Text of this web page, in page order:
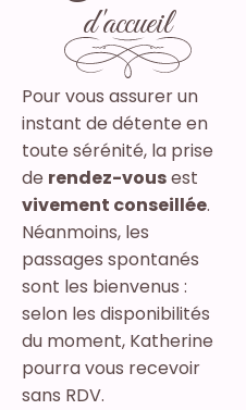
d'accueil
Pour vous assurer un
instant de détente en
toute sérénité, la prise
de rendez-vousest
vivement conseillée.
Néanmoins, les
passages spontanés
sont les bienvenus :
selon les disponibilités
du moment, Katherine
pourra vous recevoir
sans RDV.